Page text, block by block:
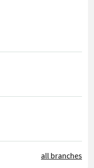
all branches